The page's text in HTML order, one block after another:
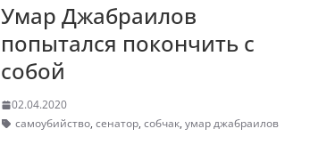
Умар Джабраилов
попытался покончить с
собой
02.04.2020
самоубийство, сенатор, собчак, умар джабраилов